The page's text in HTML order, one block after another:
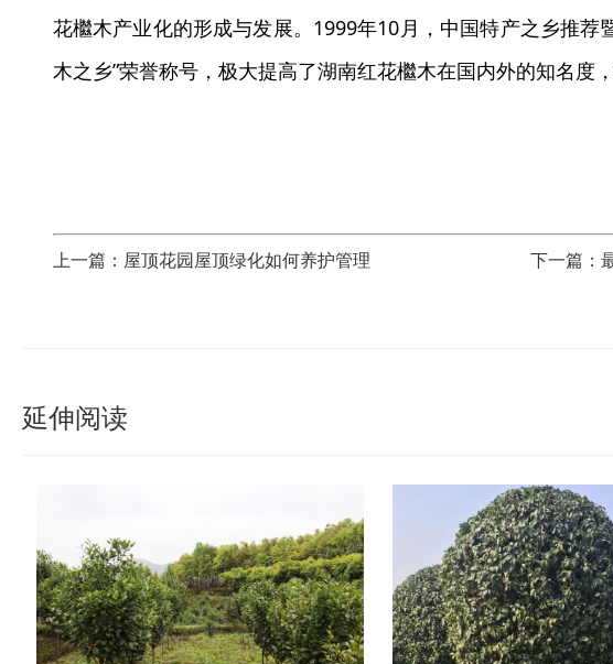
花檵木产业化的形成与发展。1999年10月，中国特产之乡推荐
木之乡”荣誉称号，极大提高了湖南红花檵木在国内外的知名度
上一篇：屋顶花园屋顶绿化如何养护管理 下一篇：
延伸阅读